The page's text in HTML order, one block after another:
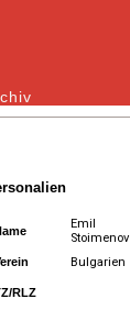
Frauen
Emil
Stoimenov
Bulgarien
RLZ